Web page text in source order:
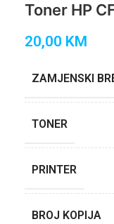
Toner HP
20,00 KM
ZAMJENSKI
TONER
PRINTER
BROJ KOPIJA